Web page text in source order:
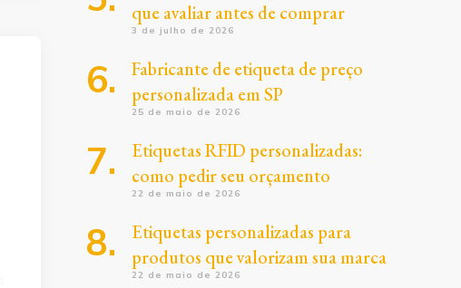
que avaliar antes de comprar
3 de julho de 2026
Fabricante de etiqueta de preço
personalizada em SP
25 de maio de 2026
Etiquetas RFID personalizadas:
como pedir seu orçamento
22 de maio de 2026
Etiquetas personalizadas para
produtos que valorizam sua marca
22 de maio de 2026